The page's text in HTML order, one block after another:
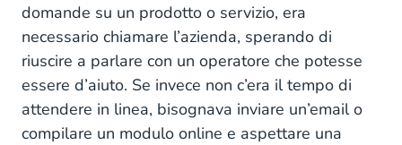
La tua organizzazione possiede strumenti di
marketing conversazionale?
domande su un prodotto o servizio, era
necessario chiamare l’azienda, sperando di
riuscire a parlare con un operatore che potesse
essere d’aiuto. Se invece non c’era il tempo di
attendere in linea, bisognava inviare un’email o
compilare un modulo online e aspettare una